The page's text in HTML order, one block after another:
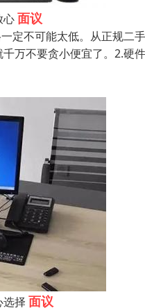
心面议
定不可能太低。从正规
万不要贪小便宜了。2.
择 面议